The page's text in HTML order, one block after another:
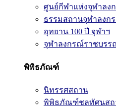
ศูนย์กีฬาแห่งจุฬาลง
ธรรมสถานจุฬาลงก
อุทยาน 100 ปี จุฬาฯ
จุฬาลงกรณ์ราชบรร
พิพิธภัณฑ์
นิทรรศสถาน
พิพิธภัณฑ์ชลทัศนสถ